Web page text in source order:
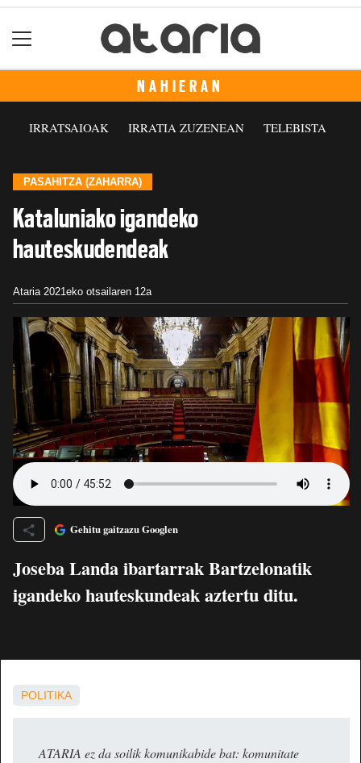
NAHIERAN
IRRATSAIOAK IRRATIA ZUZENEAN TELEBISTA
PASAHITZA (ZAHARRA)
Kataluniako igandeko
hauteskudendeak
Ataria 2021eko otsailaren 12a
Gehitu gaitzazu Googlen
Joseba Landa ibartarrak Bartzelonatik
igandeko hauteskundeak aztertu ditu.
POLITIKA
ATARIA ez da soilik komunikabide bat: komunitate